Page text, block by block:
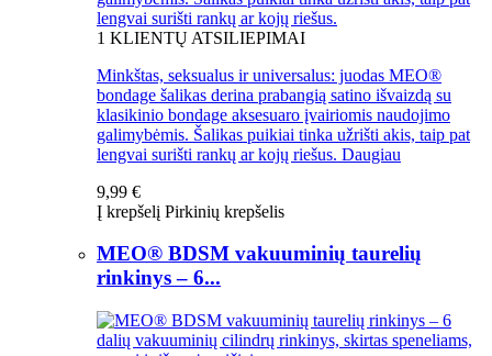
lengvai surišti rankų ar kojų riešus.
1 KLIENTŲ ATSILIEPIMAI
Minkštas, seksualus ir universalus: juodas MEO®
bondage šalikas derina prabangią satino išvaizdą su
klasikinio bondage aksesuaro įvairiomis naudojimo
galimybėmis. Šalikas puikiai tinka užrišti akis, taip pat
lengvai surišti rankų ar kojų riešus. Daugiau
9,99 €
Į krepšelį Pirkinių krepšelis
MEO® BDSM vakuuminių taurelių
rinkinys – 6...